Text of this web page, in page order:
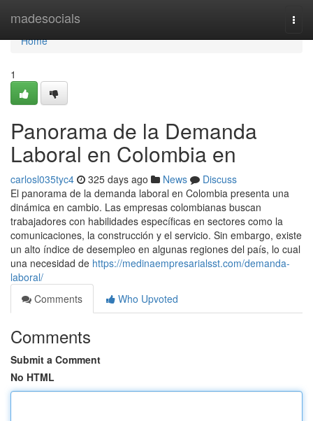
madesocials
Home
Home
1
Panorama de la Demanda
Laboral en Colombia en
carlosl035tyc4 325 days ago News
Discuss
El panorama de la demanda laboral en Colombia presenta una
dinámica en cambio. Las empresas colombianas buscan
trabajadores con habilidades específicas en sectores como la
comunicaciones, la construcción y el servicio. Sin embargo, existe
un alto índice de desempleo en algunas regiones del país, lo cual
una necesidad de https://medinaempresarialsst.com/demanda-
laboral/
Comments
Who Upvoted
Comments
Submit a Comment
No HTML